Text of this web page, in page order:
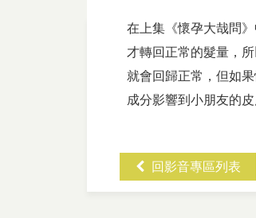
在上集《懷孕大哉問
才轉回正常的髮量，
就會回歸正常，但如
成分影響到小朋友的皮
回影音專區列表